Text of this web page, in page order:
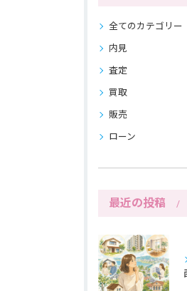
全てのカテゴリー
内見
査定
買取
販売
ローン
最近の投稿